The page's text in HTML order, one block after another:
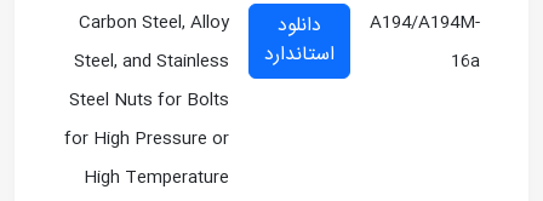
A194/A194M-
16a
دانلود
استاندارد
Carbon Steel, Alloy
Steel, and Stainless
Steel Nuts for Bolts
for High Pressure or
High Temperature